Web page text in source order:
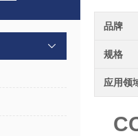
品牌
规格
应用领